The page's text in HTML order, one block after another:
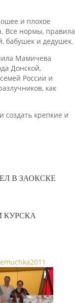
и плохое
Все нормы, правила
бабушек и дедушек.
Мамичева
Донской,
России и
как
крепкие и
В ЗАОКСКЕ
КУРСКА